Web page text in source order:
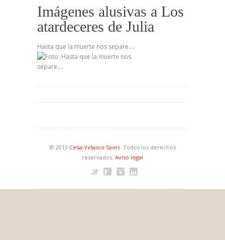
Imágenes alusivas a Los
atardeceres de Julia
Hasta que la muerte nos separe….
© 2013 Celia Velasco Saori -Todos los derechos
reservados. Aviso legal